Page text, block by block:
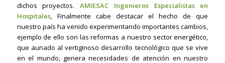
dichos proyectos.AMIESAC Ingenieros Especialistas en
Hospitales, Finalmente cabe destacar el hecho de que
nuestro país ha venido experimentando importantes cambios,
ejemplo de ello son las reformas a nuestro sector energético,
que aunado al vertiginoso desarrollo tecnológico que se vive
en el mundo, genera necesidades de atención en nuestro